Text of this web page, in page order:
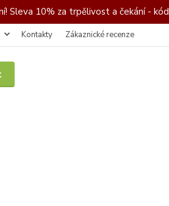
Sleva 10% za trpělivost a čekání - kód
Kontakty Zákaznické recenze